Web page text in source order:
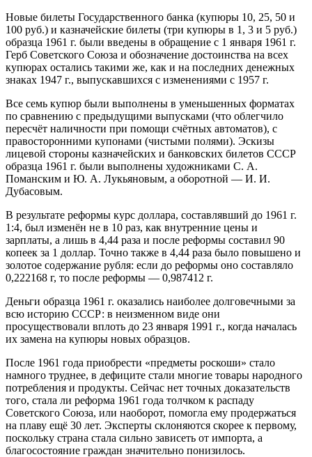
Новые билеты Государственного банка (купюры 10, 25, 50 и
100 руб.) и казначейские билеты (три купюры в 1, 3 и 5 руб.)
образца 1961 г. были введены в обращение с 1 января 1961 г.
Герб Советского Союза и обозначение достоинства на всех
купюрах остались такими же, как и на последних денежных
знаках 1947 г., выпускавшихся с изменениями с 1957 г.
Все семь купюр были выполнены в уменьшенных форматах
по сравнению с предыдущими выпусками (что облегчило
пересчёт наличности при помощи счётных автоматов), с
правосторонними купонами (чистыми полями). Эскизы
лицевой стороны казначейских и банковских билетов СССР
образца 1961 г. были выполнены художниками С. А.
Поманским и Ю. А. Лукьяновым, а оборотной — И. И.
Дубасовым.
В результате реформы курс доллара, составлявший до 1961 г.
1:4, был изменён не в 10 раз, как внутренние цены и
зарплаты, а лишь в 4,44 раза и после реформы составил 90
копеек за 1 доллар. Точно также в 4,44 раза было повышено и
золотое содержание рубля: если до реформы оно составляло
0,222168 г, то после реформы — 0,987412 г.
Деньги образца 1961 г. оказались наиболее долговечными за
всю историю СССР: в неизменном виде они
просуществовали вплоть до 23 января 1991 г., когда началась
их замена на купюры новых образцов.
После 1961 года приобрести «предметы роскоши» стало
намного труднее, в дефиците стали многие товары народного
потребления и продукты. Сейчас нет точных доказательств
того, стала ли реформа 1961 года толчком к распаду
Советского Союза, или наоборот, помогла ему продержаться
на плаву ещё 30 лет. Эксперты склоняются скорее к первому,
поскольку страна стала сильно зависеть от импорта, а
благосостояние граждан значительно понизилось.